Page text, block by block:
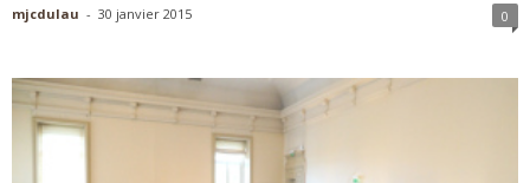
mjcdulau - 30 janvier 2015 0